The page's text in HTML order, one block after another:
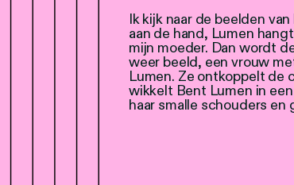
Ik kijk naar de beelden
aan de hand, Lumen
mijn moeder. Dan wordt
weer beeld, een vrouw
Lumen. Ze ontkoppelt de
wikkelt Bent Lumen in
haar smalle schouders en